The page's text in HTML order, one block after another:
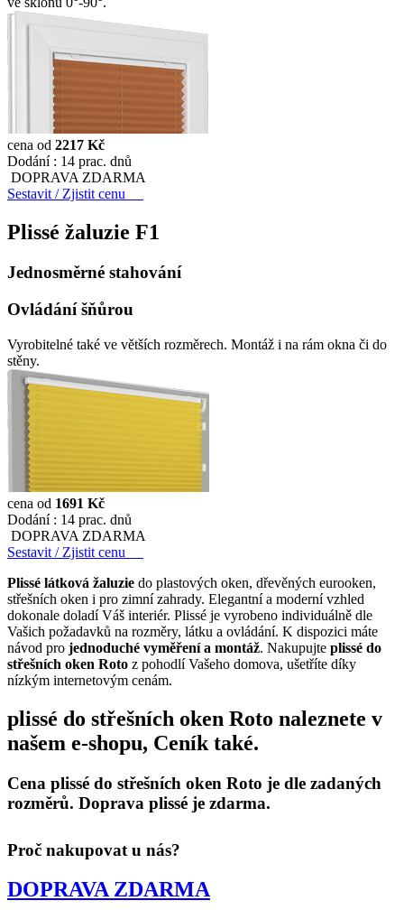
cena od 2217 Kč
Dodání : 14 prac. dnů
DOPRAVA ZDARMA
Sestavit / Zjistit cenu
Plissé žaluzie F1
Jednosměrné stahování
Ovládání šňůrou
Vyrobitelné také ve větších rozměrech. Montáž i na rám okna či do
stěny.
cena od 1691 Kč
Dodání : 14 prac. dnů
DOPRAVA ZDARMA
Sestavit / Zjistit cenu
Plissé látková žaluzie do plastových oken, dřevěných eurooken,
střešních oken i pro zimní zahrady. Elegantní a moderní vzhled
dokonale doladí Váš interiér. Plissé je vyrobeno individuálně dle
Vašich požadavků na rozměry, látku a ovládání. K dispozici máte
návod pro jednoduché vyměření a montáž. Nakupujte plissé do
střešních oken Roto z pohodlí Vašeho domova, ušetříte díky
nízkým internetovým cenám.
plissé do střešních oken Roto naleznete v
našem e-shopu, Ceník také.
Cena plissé do střešních oken Roto je dle zadaných
rozměrů. Doprava plissé je zdarma.
Proč nakupovat u nás?
DOPRAVA ZDARMA